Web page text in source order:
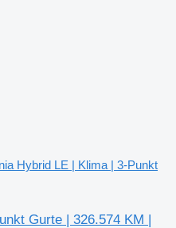
Hybrid LE | Klima | 3-Punkt
Gurte | 326.574 KM |